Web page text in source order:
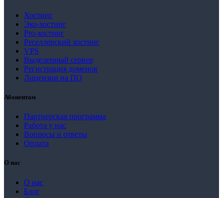
Хостинг
Эко-хостинг
Pro-хостинг
Реселлерский хостинг
VPS
Выделенный сервер
Регистрация доменов
Лицензии на ПО
Абонентам
Партнерская программа
Работа у нас
Вопросы и ответы
Оплата
О нас
О нас
Блог